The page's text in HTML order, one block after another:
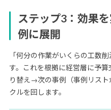
ステップ3：効果
例に展開
「何分の作業がいくらの工数
す。これを根拠に経営層に予
り替え→次の事例（事例リス
クルを回します。